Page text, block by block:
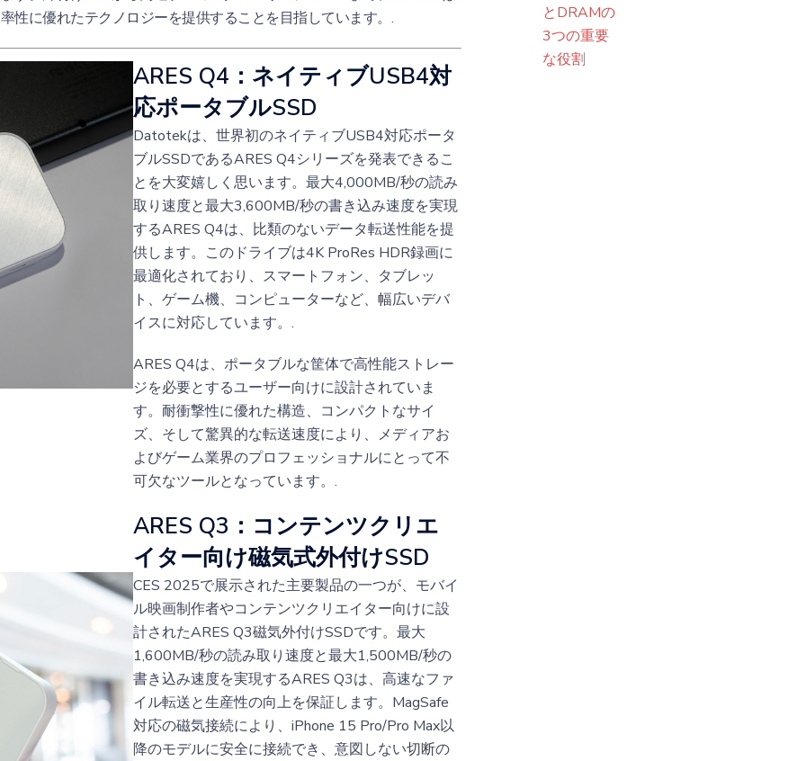
性に優れたテクノロジーを提供することを目指しています。.
ARES Q4：ネイティブUSB4対
応ポータブルSSD
Datotekは、世界初のネイティブUSB4対応ポータ
ブルSSDであるARES Q4シリーズを発表できるこ
とを大変嬉しく思います。最大4,000MB/秒の読み
取り速度と最大3,600MB/秒の書き込み速度を実現
するARES Q4は、比類のないデータ転送性能を提
供します。このドライブは4K ProRes HDR録画に
最適化されており、スマートフォン、タブレッ
ト、ゲーム機、コンピューターなど、幅広いデバ
イスに対応しています。.
ARES Q4は、ポータブルな筐体で高性能ストレー
ジを必要とするユーザー向けに設計されていま
す。耐衝撃性に優れた構造、コンパクトなサイ
ズ、そして驚異的な転送速度により、メディアお
よびゲーム業界のプロフェッショナルにとって不
可欠なツールとなっています。.
ARES Q3：コンテンツクリエ
イター向け磁気式外付けSSD
CES 2025で展示された主要製品の一つが、モバイ
ル映画制作者やコンテンツクリエイター向けに設
計されたARES Q3磁気外付けSSDです。最大
1,600MB/秒の読み取り速度と最大1,500MB/秒の
書き込み速度を実現するARES Q3は、高速なファ
イル転送と生産性の向上を保証します。MagSafe
対応の磁気接続により、iPhone 15 Pro/Pro Max以
降のモデルに安全に接続でき、意図しない切断の
とDRAMの
3つの重要
な役割